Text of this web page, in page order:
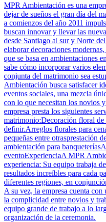
MPR Ambientación es una
dejar de sueños el gran día del
a comienzos del año 2011
buscan innovar y llevar las
desde Santiago al sur y Norte
elaborar decoraciones
que se basa en ambientaciones
sabe cómo incorporar varios
conjunta del matrimonio sea
Ambientación busca satisfacer
eventos sociales, una mezcla
con lo que necesitan los novios
empresa presta los siguientes
matrimonio:Decoración floral de
definir.Arreglos florales para
pequeñas entre otrasprestación
ambientación para
eventoExperienciaA MPR
experiencia: Su equipo trabaja
resultados increíbles para cada
diferentes regiones, en
A su vez, la empresa cuenta
la complicidad entre novios y
equipo grande de trabajo a lo
organización de la ceremonia.